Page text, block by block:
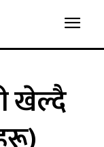
खेल्दै